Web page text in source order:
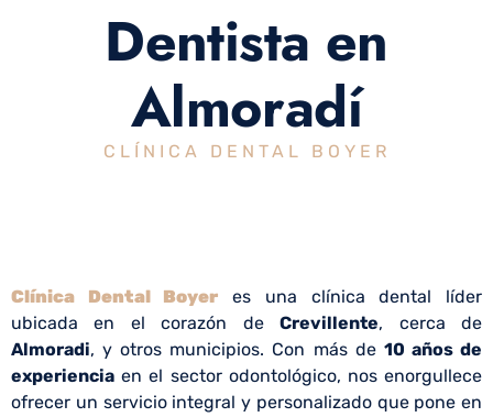
Dentista en
Almoradí
CLÍNICA DENTAL BOYER
Clínica Dental Boyer es una clínica dental líder
ubicada en el corazón deCrevillente, cerca de
Almoradi, y otros municipios. Con más de 10 años de
experiencia en el sector odontológico, nos enorgullece
ofrecer un servicio integral y personalizado que pone en